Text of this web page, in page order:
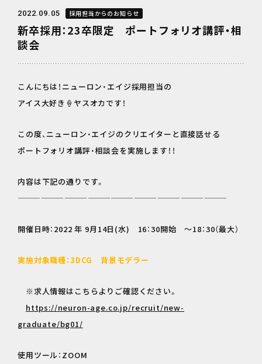
2022.09.05 採用担当からのお知らせ
新卒採用：23卒限定 ポートフォリオ講評・相
談会
こんにちは！ニューロン・エイジ採用担当の
アイス大好き🍦ヤスオカです！
この度、ニューロン・エイジのクリエイターと直接話せる
ポートフォリオ講評・相談会を実施します！！
内容は下記の通りです。
———————————————————————————
開催日時：2022 年 9月14日(水) 16：30開始 ～18：30（最大）
実施対象職種：3DCG 背景モデラー
※求人情報はこちらよりご確認ください。
https://neuron-age.co.jp/recruit/new-
graduate/bg01/
使用ツール：ZOOM